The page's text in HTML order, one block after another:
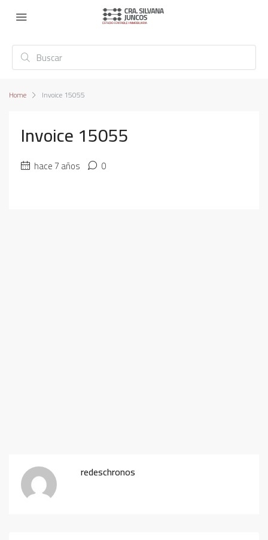
Home Invoice 15055
Invoice 15055
hace 7 años 0
redeschronos